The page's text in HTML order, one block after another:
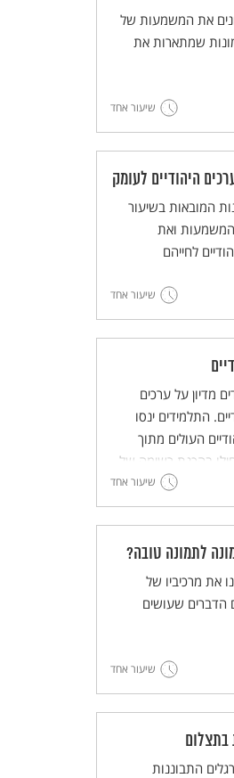
את המשמעות של
שמתארות את
שיעור אחד
היהודיים לעומק
המובאות בשיעור
המשמעות ואת
לחייהם
שיעור אחד
מדיון על ערכים
התלמידים ינסו
העולים מתוך
בהכנת רשימה של
שיעור אחד
לתמונה טובה?
את מרכיביו של
הדברים שעושים
שיעור אחד
בתצלום
התבוננות